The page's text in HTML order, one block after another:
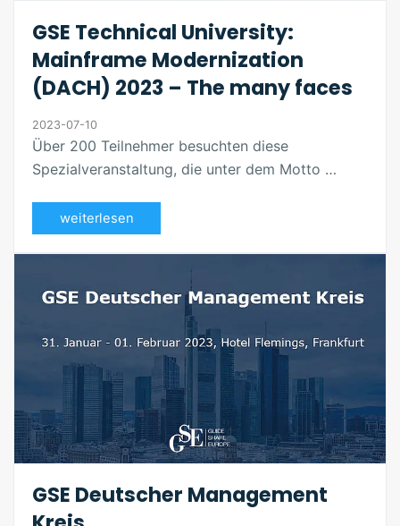
GSE Technical University:
Mainframe Modernization
(DACH) 2023 – The many faces
2023-07-10
Über 200 Teilnehmer besuchten diese
Spezialveranstaltung, die unter dem Motto …
weiterlesen
GSE Deutscher Management